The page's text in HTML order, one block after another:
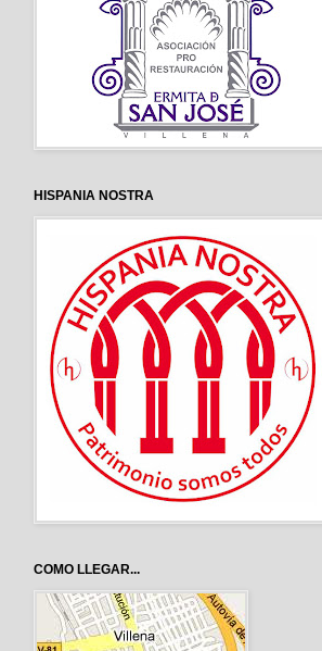
HISPANIA NOSTRA
COMO LLEGAR...